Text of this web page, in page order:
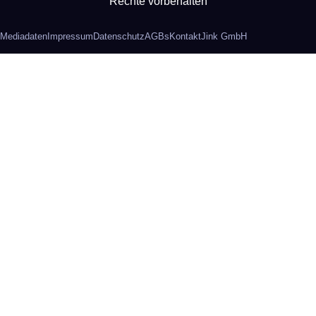
Mediadaten Impressum DatenschutzAGBs KontaktJink GmbH